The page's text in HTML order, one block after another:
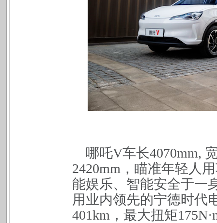
哪吒V车长4070mm,
2420mm ，瞄准年轻人
能娱乐、智能安全于一
用业内领先的宁德时代
401km ，最大扭矩